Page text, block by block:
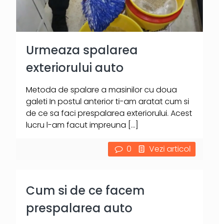
Urmeaza spalarea
exteriorului auto
Metoda de spalare a masinilor cu doua
galeti In postul anterior ti-am aratat cum si
de ce sa faci prespalarea exteriorului. Acest
lucru l-am facut impreuna […]
0 Vezi articol
Cum si de ce facem
prespalarea auto